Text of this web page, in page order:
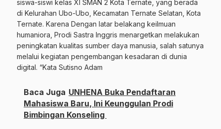
siswa-siswi kelas XI SMAN 2 Kota Ternate, yang berada
di Kelurahan Ubo-Ubo, Kecamatan Ternate Selatan, Kota
Ternate. Karena Dengan latar belakang keilmuan
humaniora, Prodi Sastra Inggris menargetkan melakukan
peningkatan kualitas sumber daya manusia, salah satunya
melalui kegiatan pengembangan kesadaran di dunia
digital. “Kata Sutisno Adam
Baca Juga UNHENA Buka Pendaftaran
Mahasiswa Baru, Ini Keunggulan Prodi
Bimbingan Konseling